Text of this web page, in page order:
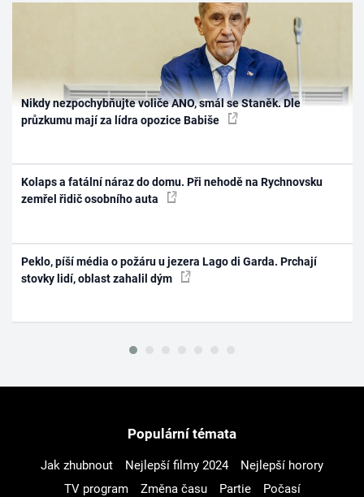
Nikdy nezpochybňujte voliče ANO, smál se Staněk. Dle
průzkumu mají za lídra opozice Babiše
Kolaps a fatální náraz do domu. Při nehodě na Rychnovsku
zemřel řidič osobního auta
Peklo, píší média o požáru u jezera Lago di Garda. Prchají
stovky lidí, oblast zahalil dým
Populární témata
Jak zhubnout Nejlepší filmy 2024
Nejlepší horory
TV program
Změna času Partie
Počasí